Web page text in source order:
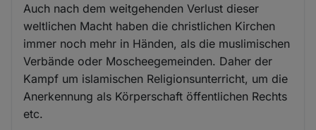
Auch nach dem weitgehenden Verlust dieser
weltlichen Macht haben die christlichen Kirchen
immer noch mehr in Händen, als die muslimischen
Verbände oder Moscheegemeinden. Daher der
Kampf um islamischen Religionsunterricht, um die
Anerkennung als Körperschaft öffentlichen Rechts
etc.